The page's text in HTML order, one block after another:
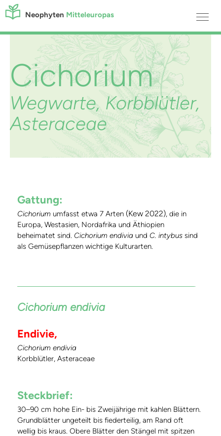
Neophyten Mitteleuropas
Cichorium
Wegwarte, Korbblütler,
Asteraceae
Gattung:
Cichorium umfasst etwa 7 Arten (Kew 2022), die in
Europa, Westasien, Nordafrika und Äthiopien
beheimatet sind. Cichorium endivia und C. intybus sind
als Gemüsepflanzen wichtige Kulturarten.
Cichorium endivia
Endivie,
Cichorium endivia
Korbblütler, Asteraceae
Steckbrief:
30–90 cm hohe Ein- bis Zweijährige mit kahlen Blättern.
Grundblätter ungeteilt bis fiederteilig, am Rand oft
wellig bis kraus. Obere Blätter den Stängel mit spitzen